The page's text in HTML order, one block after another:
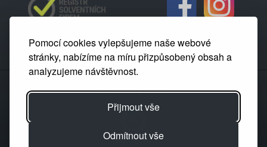
Pomocí cookies vylepšujeme naše webové
stránky, nabízíme na míru přizpůsobený obsah a
analyzujeme návštěvnost.
Přijmout vše
Odmítnout vše
Partnerský portál